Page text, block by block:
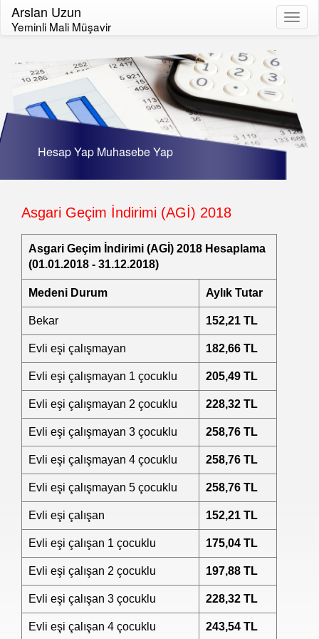
Arslan Uzun
Yeminli Mali Müşavir
Hesap Yap Muhasebe Yap
Asgari Geçim İndirimi (AGİ) 2018
Asgari Geçim İndirimi (AGİ) 2018 Hesaplama
(01.01.2018 - 31.12.2018)
Medeni Durum Aylık Tutar
Bekar 152,21 TL
Evli eşi çalışmayan 182,66 TL
Evli eşi çalışmayan 1 çocuklu 205,49 TL
Evli eşi çalışmayan 2 çocuklu 228,32 TL
Evli eşi çalışmayan 3 çocuklu 258,76 TL
Evli eşi çalışmayan 4 çocuklu 258,76 TL
Evli eşi çalışmayan 5 çocuklu 258,76 TL
Evli eşi çalışan 152,21 TL
Evli eşi çalışan 1 çocuklu 175,04 TL
Evli eşi çalışan 2 çocuklu 197,88 TL
Evli eşi çalışan 3 çocuklu 228,32 TL
Evli eşi çalışan 4 çocuklu 243,54 TL